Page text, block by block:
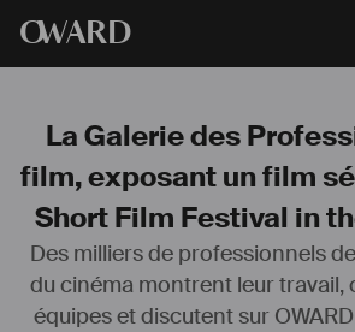
OWARD
La Galerie des
film, exposant un film
Short Film Festival in
Des milliers de professionnels
du cinéma montrent leur travail,
équipes et discutent sur
Annie Deniel est monteuse et réalisatrice.
cinéma et en psychologie, elle signe